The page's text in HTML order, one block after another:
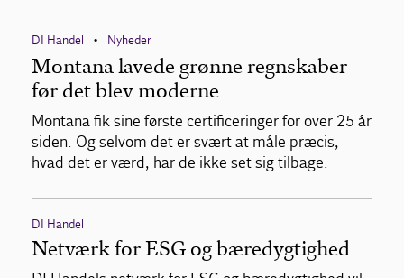
DI Handel • Nyheder
Montana lavede grønne regnskaber
før det blev moderne
Montana fik sine første certificeringer for over 25 år
siden. Og selvom det er svært at måle præcis,
hvad det er værd, har de ikke set sig tilbage.
DI Handel
Netværk for ESG og bæredygtighed